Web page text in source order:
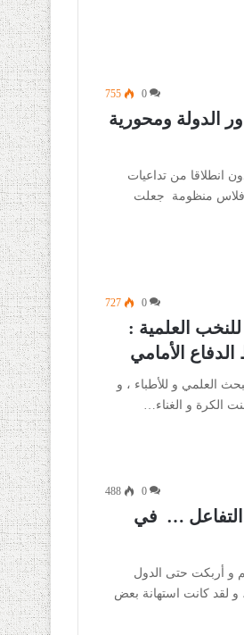
0
755
الدولة ومحورية
انطلاقا من تداعيات
إفلاس منظومة جعلت
0
727
للنخب العلمية :
الأمامي
العلمي و للأطباء ، و
الكرة و الغناء…
0
488
التفاعل … في
و أربكت حتى الدول
و لقد كانت استهانة بعض